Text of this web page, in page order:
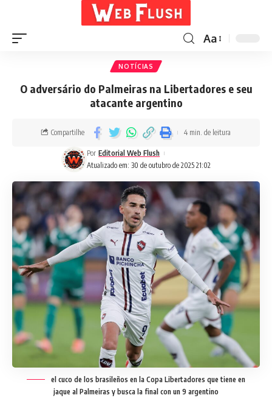
Aa
NOTÍCIAS
O adversário do Palmeiras na Libertadores e seu
atacante argentino
Atualizado em: 30 de outubro de 2025 21:02
Por Editorial Web Flush
Compartilhe 4 min. de leitura
el cuco de los brasileños en la Copa Libertadores que tiene en
jaque al Palmeiras y busca la final con un 9 argentino